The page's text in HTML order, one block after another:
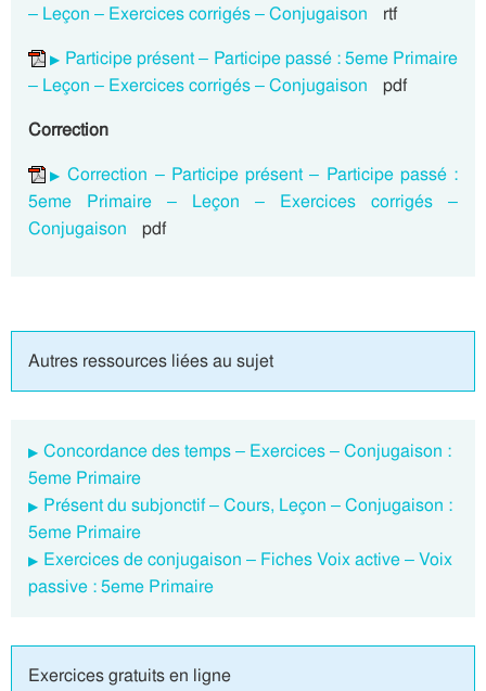
– Leçon – Exercices corrigés – Conjugaison
rtf
Participe présent – Participe passé : 5eme Primaire
– Leçon – Exercices corrigés – Conjugaison
pdf
Correction
Correction – Participe présent – Participe passé :
5eme Primaire – Leçon – Exercices corrigés –
Conjugaison
pdf
Autres ressources liées au sujet
Concordance des temps – Exercices – Conjugaison :
5eme Primaire
Présent du subjonctif – Cours, Leçon – Conjugaison :
5eme Primaire
Exercices de conjugaison – Fiches Voix active – Voix
passive : 5eme Primaire
Exercices gratuits en ligne